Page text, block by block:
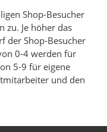
Shop-Besucher
zu. Je höher das
der Shop-Besucher
0-4 werden für
5-9 für eigene
und den